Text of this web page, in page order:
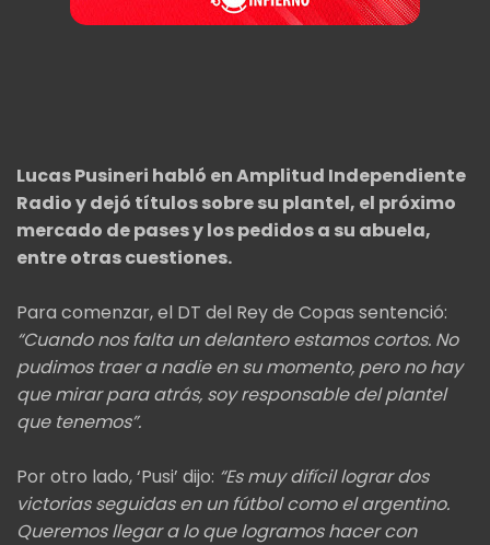
Lucas Pusineri habló en Amplitud Independiente
Radio y dejó títulos sobre su plantel, el próximo
mercado de pases y los pedidos a su abuela,
entre otras cuestiones.
Para comenzar, el DT del Rey de Copas sentenció:
“Cuando nos falta un delantero estamos cortos. No
pudimos traer a nadie en su momento, pero no hay
que mirar para atrás, soy responsable del plantel
que tenemos”.
Por otro lado, ‘Pusi’ dijo: “Es muy difícil lograr dos
victorias seguidas en un fútbol como el argentino.
Queremos llegar a lo que logramos hacer con